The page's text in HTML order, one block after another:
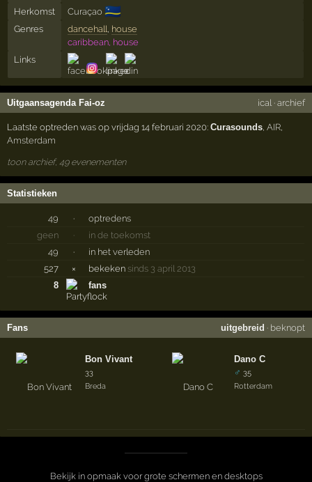
Herkomst
Curaçao 🇨🇼
Genres dancehall house
caribbean, house
Links
Uitgaansagenda Fai-oz ical· archief
Laatste optreden was op vrijdag 14 februari 2020:Curasounds ,AIR
Amsterdam
toon archief, 49 evenementen
Statistieken
49 ·
optredens
geen
·
in de toekomst
49
·
in het verleden
527
× bekeken sinds 3 april 2013
8
fans
Fans uitgebreid · beknopt
Bon Vivant
33
Breda
Dano C
♂ 35
Rotterdam
Bekijk in opmaak voor grote schermen en desktops